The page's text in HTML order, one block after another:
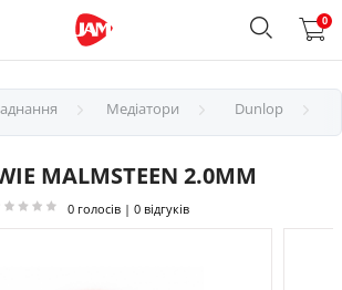
0
Медіатори Dunlop
MALMSTEEN 2.0MM
0 голосів | 0 відгуків